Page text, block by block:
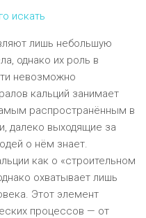
искать
лишь небольшую
однако их роль в
невозможно
кальций занимает
распространённым в
далеко выходящие за
о нём знает.
как о «строительном
охватывает лишь
Этот элемент
процессов — от